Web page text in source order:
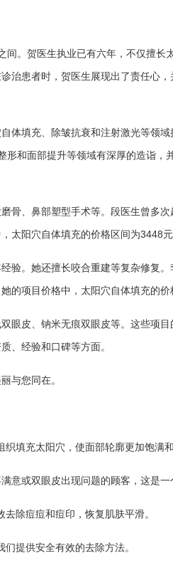
。贺医生执业已有六年，不仅擅长
治患者时，贺医生展现出了责任心
体填充、除皱抗衰和注射激光等领
和面部提升等领域有深厚的造诣，
骨、鼻部塑型手术等。段医生曾多
太阳穴自体填充的价格区间为3448元
验。她还擅长咬合重建等复杂修复
的项目价格中，太阳穴自体填充的价
眼皮、钠米无痕双眼皮等。这些项
、经验和口碑等方面。
与您同在。
填充太阳穴，使面部轮廓更加饱满和
意或双眼皮出现问题的顾客，这是一
除痘痘和痘印，恢复肌肤平滑。
提供安全有效的去除方法。